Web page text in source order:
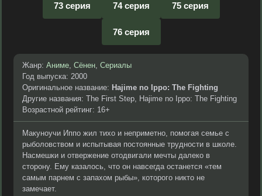
73 серия 74 серия 75 серия
76 серия
Жанр: Аниме, Сёнен, Сериалы
Год выпуска: 2000
Оригинальное название: Hajime no Ippo: The Fighting
Другие названия: The First Step, Hajime no Ippo: The Fighting
Возрастной рейтинг: 16+
Макунoучи Иппо жил тихо и неприметно, помогая семье с
рыболовством и испытывая постоянные трудности в школе.
Насмешки и отвержение отодвигали мечты далеко в
сторону. Ему казалось, что он навсегда останется «тем
самым парнем с запахом рыбы», которого никто не
замечает.